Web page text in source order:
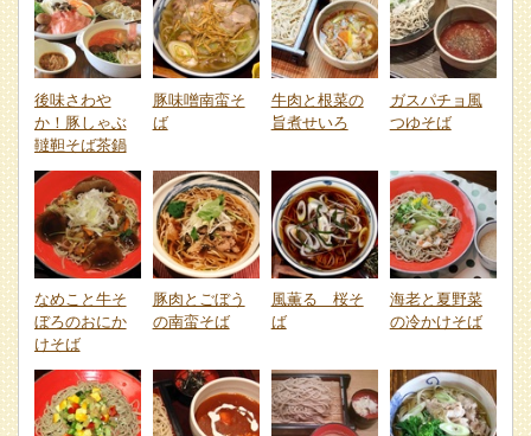
後味さわや
か！豚しゃぶ
韃靼そば茶鍋
豚味噌南蛮そ
ば
牛肉と根菜の
旨煮せいろ
ガスパチョ風
つゆそば
なめこと牛そ
ぼろのおにか
けそば
豚肉とごぼう
の南蛮そば
風薫る 桜そ
ば
海老と夏野菜
の冷かけそば